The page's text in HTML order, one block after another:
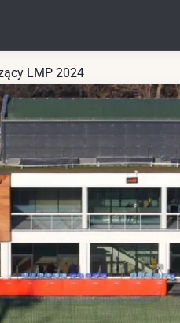
LMP 2024